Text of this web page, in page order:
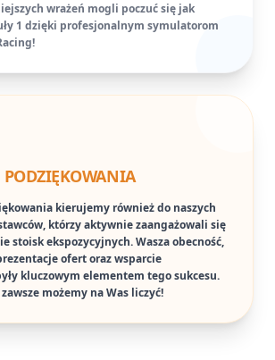
wrażeń mogli poczuć się jak
1 dzięki profesjonalnym symulatorom
PODZIĘKOWANIA
kierujemy również do naszych
którzy aktywnie zaangażowali się
stoisk ekspozycyjnych. Wasza obecność,
ofert oraz wsparcie
kluczowym elementem tego sukcesu.
możemy na Was liczyć!